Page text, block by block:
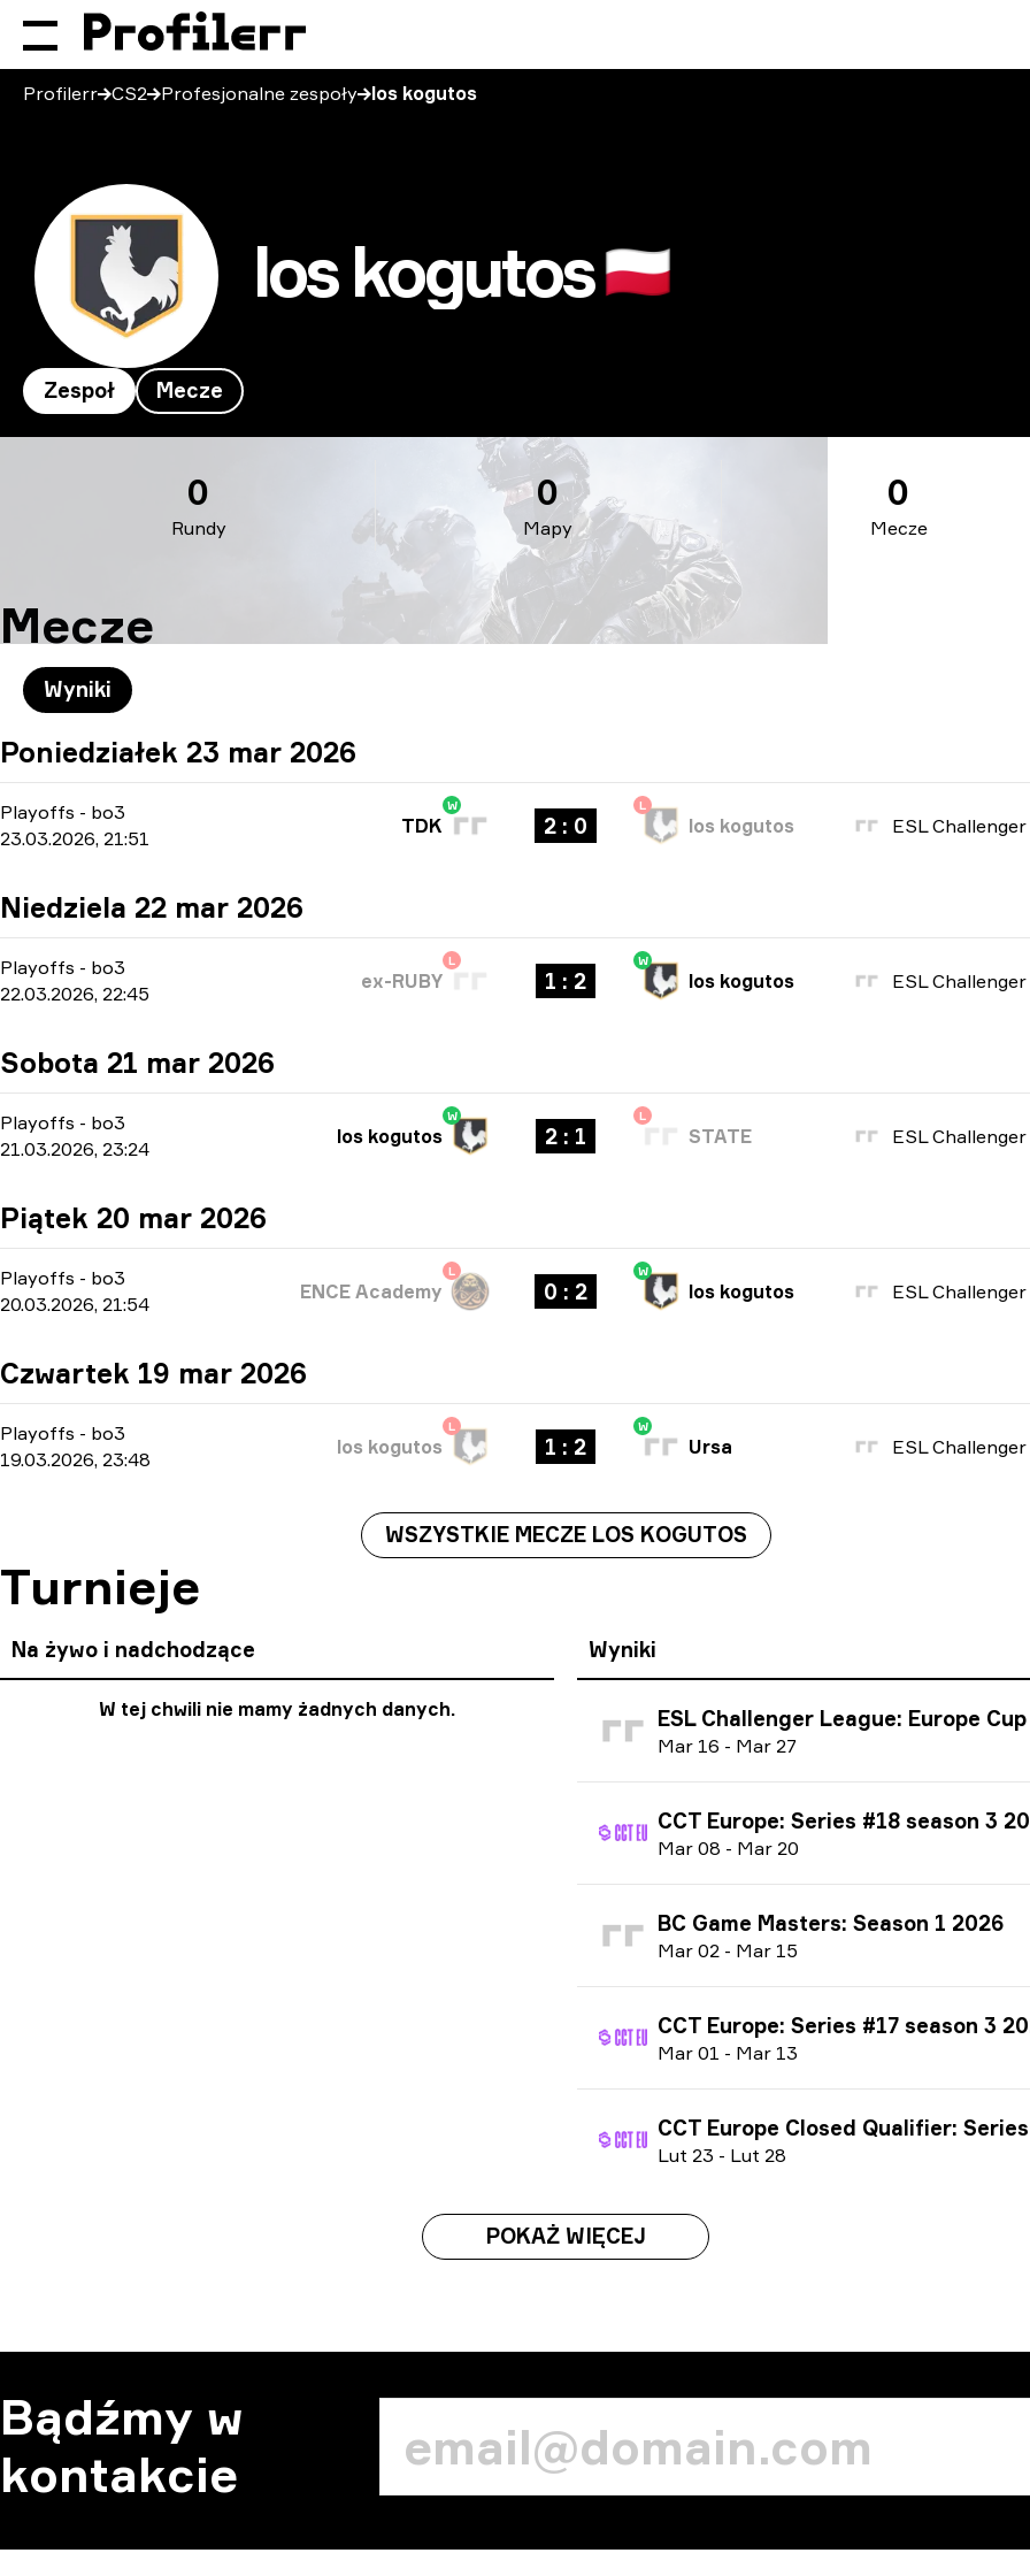
Profilerr CS2 Profesjonalne zespoły los kogutos
los kogutos🇵🇱
Zespoł Mecze
Rundy
0
Mapy
0
Mecze
0
Mecze
Wyniki
Poniedziałek 23 mar 2026
Playoffs - bo3
23.03.2026, 21:51
W
TDK 2 : 0
L
los kogutos
Niedziela 22 mar 2026
Playoffs - bo3
22.03.2026, 22:45
L
ex-RUBY 1 : 2
W
los kogutos
Sobota 21 mar 2026
Playoffs - bo3
21.03.2026, 23:24
W
los kogutos 2 : 1
L
STATE
Piątek 20 mar 2026
Playoffs - bo3
20.03.2026, 21:54
L
ENCE Academy 0 : 2
W
los kogutos
Czwartek 19 mar 2026
Playoffs - bo3
19.03.2026, 23:48
L
los kogutos 1 : 2
W
Ursa
WSZYSTKIE MECZE LOS KOGUTOS
Turnieje
Na żywo i nadchodzące
W tej chwili nie mamy żadnych danych.
Wyniki
ESL Challenger League: Europe Cup #2 season 51
Mar 16 - Mar 27
CCT Europe: Series #18 season 3
Mar 08 - Mar 20
BC Game Masters: Season 1 2026
Mar 02 - Mar 15
CCT Europe: Series #17 season 3
Mar 01 - Mar 13
CCT Europe Closed Qualifier: Series #17 season 3
Lut 23 - Lut 28
POKAŻ WIĘCEJ
Bądźmy w
kontakcie